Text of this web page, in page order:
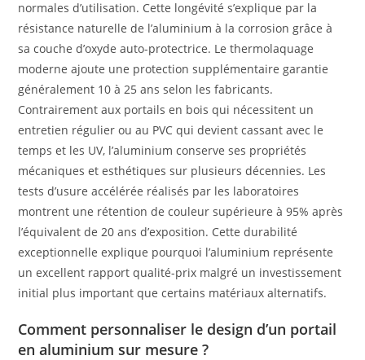
normales d’utilisation. Cette longévité s’explique par la
résistance naturelle de l’aluminium à la corrosion grâce à
sa couche d’oxyde auto-protectrice. Le thermolaquage
moderne ajoute une protection supplémentaire garantie
généralement 10 à 25 ans selon les fabricants.
Contrairement aux portails en bois qui nécessitent un
entretien régulier ou au PVC qui devient cassant avec le
temps et les UV, l’aluminium conserve ses propriétés
mécaniques et esthétiques sur plusieurs décennies. Les
tests d’usure accélérée réalisés par les laboratoires
montrent une rétention de couleur supérieure à 95% après
l’équivalent de 20 ans d’exposition. Cette durabilité
exceptionnelle explique pourquoi l’aluminium représente
un excellent rapport qualité-prix malgré un investissement
initial plus important que certains matériaux alternatifs.
Comment personnaliser le design d’un portail
en aluminium sur mesure ?